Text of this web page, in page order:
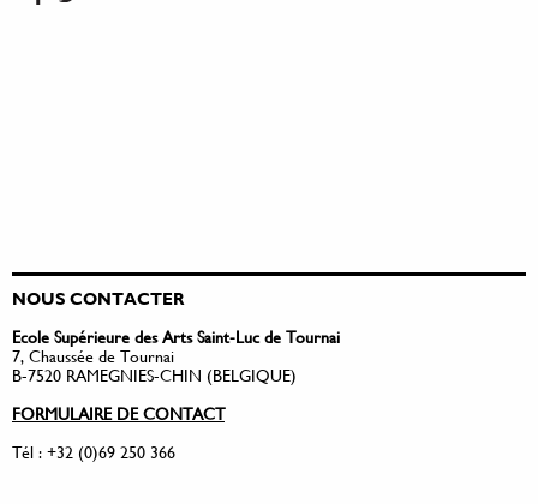
NOUS CONTACTER
Ecole Supérieure des Arts Saint-Luc de Tournai
7, Chaussée de Tournai
B-7520 RAMEGNIES-CHIN (BELGIQUE)
FORMULAIRE DE CONTACT
Tél : +32 (0)69 250 366